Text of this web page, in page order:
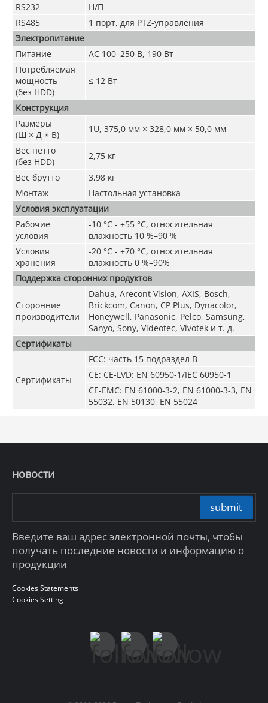
RS232
Н/П
RS485
1 порт, для PTZ-управления
Электропитание
Питание
AC 100–250 В, 190 Вт
Потребляемая
мощность
(без HDD)
≤ 12 Вт
Конструкция
Размеры
(Ш × Д × В)
1U, 375,0 мм × 328,0 мм × 50,0 мм
Вес нетто
(без HDD)
2,75 кг
Вес брутто
3,98 кг
Монтаж
Настольная установка
Условия эксплуатации
Рабочие
условия
-10 °C - +55 °C, относительная
влажность 10 %–90 %
Условия
хранения
-20 °C - +70 °C, относительная
влажность 0 %–90%
Поддержка сторонних продуктов
Сторонние
производители
Dahua, Arecont Vision, AXIS, Bosch,
Brickcom, Canon, CP Plus, Dynacolor,
Honeywell, Panasonic, Pelco, Samsung,
Sanyo, Sony, Videotec, Vivotek и т. д.
Сертификаты
Сертификаты
FCC: часть 15 подраздел B
CE: CE-LVD: EN 60950-1/IEC 60950-1
CE-EMC: EN 61000-3-2, EN 61000-3-3, EN
55032, EN 50130, EN 55024
новости
submit
Введите ваш адрес электронной почты, чтобы
получать последние новости и информацию о
продукции
Cookies Statements
Cookies Setting